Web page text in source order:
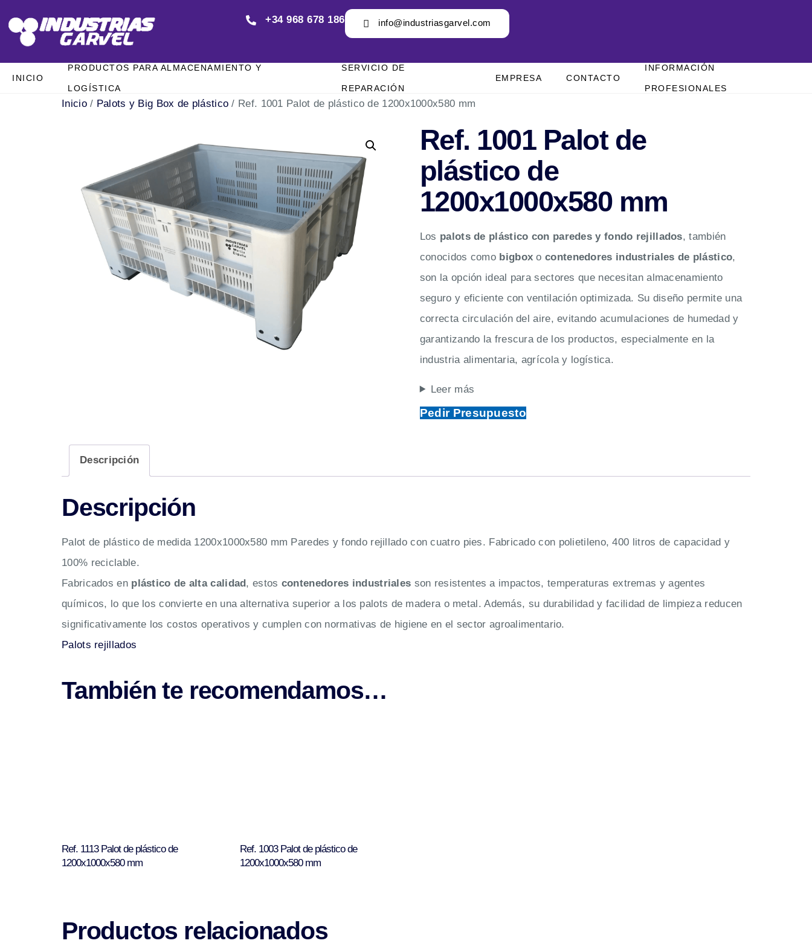
+34 968 678 186 info@industriasgarvel.com
INICIO
PRODUCTOS PARA ALMACENAMIENTO Y
LOGÍSTICA
SERVICIO DE
REPARACIÓN
EMPRESA CONTACTO
INFORMACIÓN
PROFESIONALES
Inicio/ Palots y Big Box de plástico / Ref. 1001 Palot de plástico de 1200x1000x580 mm
Ref. 1001 Palot de
plástico de
1200x1000x580 mm
Los palots de plástico con paredes y fondo rejillados, también
conocidos como bigbox ocontenedores industriales de plástico,
son la opción ideal para sectores que necesitan almacenamiento
seguro y eficiente con ventilación optimizada. Su diseño permite una
correcta circulación del aire, evitando acumulaciones de humedad y
garantizando la frescura de los productos, especialmente en la
industria alimentaria, agrícola y logística.
Leer más
Pedir Presupuesto
Descripción
Descripción
Palot de plástico de medida 1200x1000x580 mm Paredes y fondo rejillado con cuatro pies. Fabricado con polietileno, 400 litros de capacidad y
100% reciclable.
Fabricados en plástico de alta calidad, estos contenedores industriales son resistentes a impactos, temperaturas extremas y agentes
químicos, lo que los convierte en una alternativa superior a los palots de madera o metal. Además, su durabilidad y facilidad de limpieza reducen
significativamente los costos operativos y cumplen con normativas de higiene en el sector agroalimentario.
Palots rejillados
También te recomendamos…
Ref. 1113 Palot de plástico de
1200x1000x580 mm
Ref. 1003 Palot de plástico de
1200x1000x580 mm
Productos relacionados